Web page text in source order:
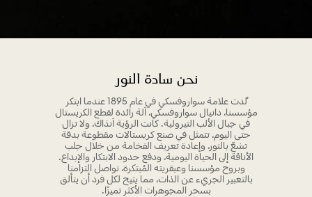
نحن سادة النور
ُلدت علامة سواروفسكي في عام 1895 عندما ابتكر
مؤسسنا، دانيال سواروفسكي، آلة رائدة لقطع الكريستال
في جبال الألب التيرولية. كانت الرؤية آنذاك، ولا تزال
حتى اليوم، تتمثل في صنع كريستالات مقطوعة بدقة
تشعّ بالنور، وإعادة تعريف الفخامة من خلال جلب
الأناقة إلى الحياة اليومية، ودفع حدود الابتكار والإبداع.
وبروح مؤسسنا وعبقريته المُبتكرة، نواصل التزامنا
بالتعبير الجريء عن الذات، مما يتيح لكل فرد أن يتألق
بسحر المجوهرات الأكثر تميزًا.